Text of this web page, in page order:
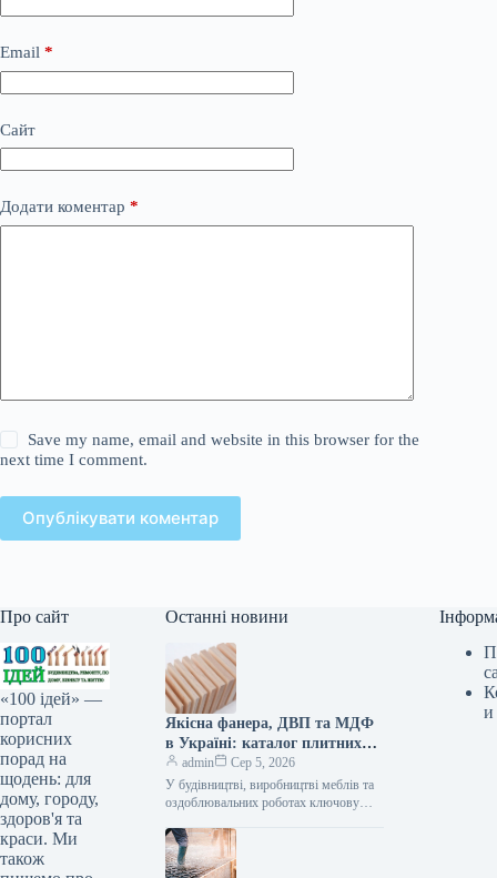
Email *
Сайт
Додати коментар *
Save my name, email and website in this browser for the
next time I comment.
Опублікувати коментар
Про сайт
«100 ідей» —
портал
корисних
порад на
щодень: для
дому, городу,
здоров'я та
краси. Ми
також
Останні новини
Якісна фанера, ДВП та МДФ
в Україні: каталог плитних
матеріалів від «ВІН-ВУД»
admin
Сер 5, 2026
У будівництві, виробництві меблів та
оздоблювальних роботах ключову
сировини. Компанія «ВІН-ВУД» уже
тривалий час займається…
и